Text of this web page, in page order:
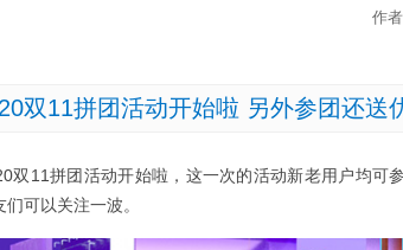
作
双11拼团活动开始啦 另外参团还送
双11拼团活动开始啦，这一次的活动新老用户均可
可以关注一波。